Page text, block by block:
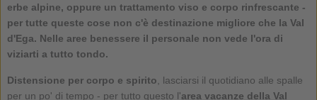
erbe alpine, oppure un trattamento viso e corpo rinfrescante -
per tutte queste cose non c'è destinazione migliore che la Val
d'Ega. Nelle aree benessere il personale non vede l'ora di
viziarti a tutto tondo.
Distensione per corpo e spirito , lasciarsi il quotidiano alle spalle
per un po' di tempo - per tutto questo l'area vacanze della Val